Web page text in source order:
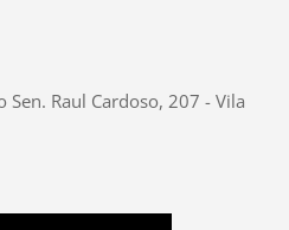
Sen. Raul Cardoso, 207 - Vila